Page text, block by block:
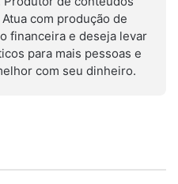
com produção de
financeira e deseja levar
para mais pessoas e
com seu dinheiro.